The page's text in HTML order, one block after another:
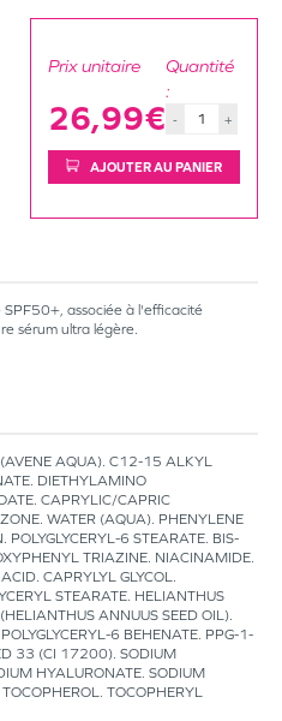
Prix unitaire
26,99€
Quantité
:
- +
AJOUTER AU PANIER
associée à l'efficacité
sérum ultra légère.
AQUA). C12-15 ALKYL
DIETHYLAMINO
CAPRYLIC/CAPRIC
WATER (AQUA). PHENYLENE
POLYGLYCERYL-6 STEARATE. BIS-
TRIAZINE. NIACINAMIDE.
CAPRYLYL GLYCOL.
STEARATE. HELIANTHUS
ANNUUS SEED OIL).
6 BEHENATE. PPG-1-
33 (CI 17200). SODIUM
HYALURONATE. SODIUM
TOCOPHERYL